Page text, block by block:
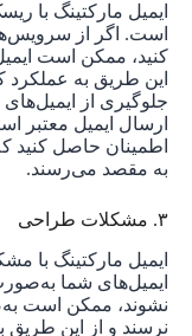
ایمیل مارکتینگ با
است. اگر از
کنید، ممکن است
این طریق به عملکرد
جلوگیری از
ارسال ایمیل معتبر
اطمینان حاصل کنید
به مقصد می‌رسند.
۳. مشکلات طراحی
ایمیل مارکتینگ با
ایمیل‌های شما
نشوند، ممکن است
نرسند و از این